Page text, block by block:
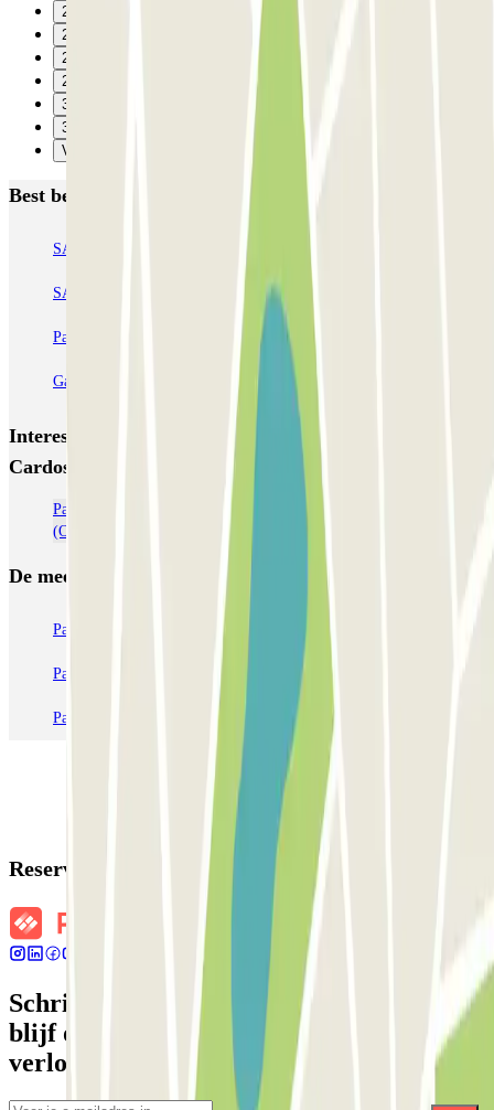
26
27
28
29
30
31
Verzenden
Best beoordeelde parkeergarages in Porto
SABA Cardosas SABA Ribeira SABA Palácio da Justiça
SABA Praça Lisboa Visconde Setúbal Cristal Park
Parque do Carregal APARC Península AutoParque Laires
Garagem Dom João IV
Interessante plaatsen en evenementen dichtbij SABA
Cardosas
Parkeer op de luchthaven van Porto - Francisco Sá Carneiro
(OPO)
De meest geboekte parkings
Parkeren in Parijs Parkeren in Venetië
Parkeren in Station Venetië Mestre Parkeren in Rome
Parkeren in Milaan Parkeren in Verona
Reserveringsgegevens
Schrijf je in voor onze nieuwsbrief en
blijf op de hoogte van kortingen,
verlotingen en vele andere verrassingen.